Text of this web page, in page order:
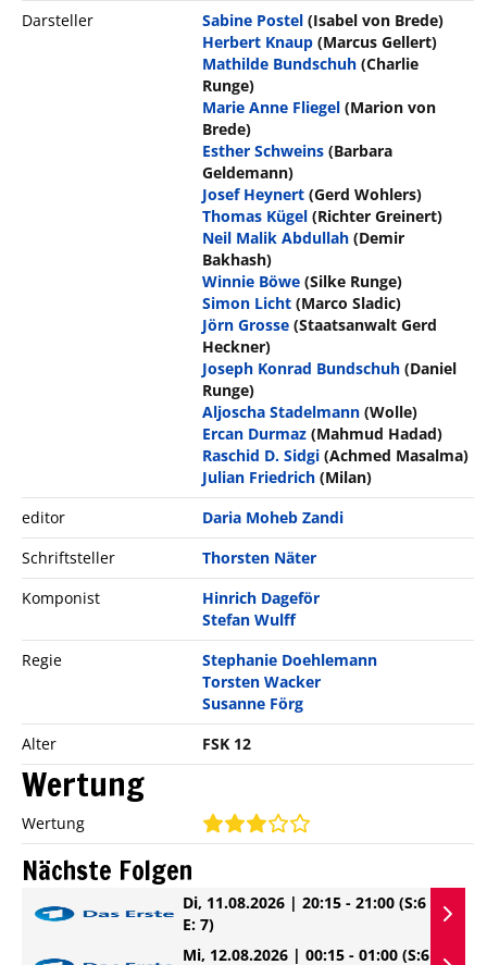
Darsteller
Sabine Postel (Isabel von Brede)
Herbert Knaup (Marcus Gellert)
Mathilde Bundschuh (Charlie
Runge)
Marie Anne Fliegel (Marion von
Brede)
Esther Schweins (Barbara
Geldemann)
Josef Heynert (Gerd Wohlers)
Thomas Kügel (Richter Greinert)
Neil Malik Abdullah (Demir
Bakhash)
Winnie Böwe (Silke Runge)
Simon Licht (Marco Sladic)
Jörn Grosse (Staatsanwalt Gerd
Heckner)
Joseph Konrad Bundschuh (Daniel
Runge)
Aljoscha Stadelmann (Wolle)
Ercan Durmaz (Mahmud Hadad)
Raschid D. Sidgi (Achmed Masalma)
Julian Friedrich (Milan)
editor
Daria Moheb Zandi
Schriftsteller
Thorsten Näter
Komponist
Hinrich Dageför
Stefan Wulff
Regie
Stephanie Doehlemann
Torsten Wacker
Susanne Förg
Alter
FSK 12
Wertung
Wertung
Nächste Folgen
Di, 11.08.2026 | 20:15 - 21:00 (S:6
E: 7)
Mi, 12.08.2026 | 00:15 - 01:00 (S:6